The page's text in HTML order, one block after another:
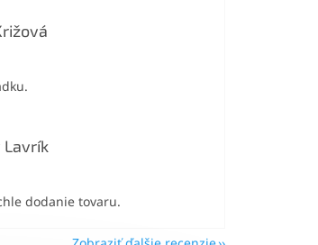
obchodu je 5 z 5 hviezdičiek.
Lavrík
obchodu je 5 z 5 hviezdičiek.
dodanie tovaru.